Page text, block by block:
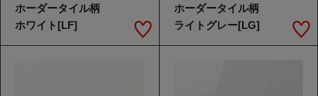
ホーダータイル柄
ホワイト[LF]
ホーダータイル柄
ライトグレー[LG]